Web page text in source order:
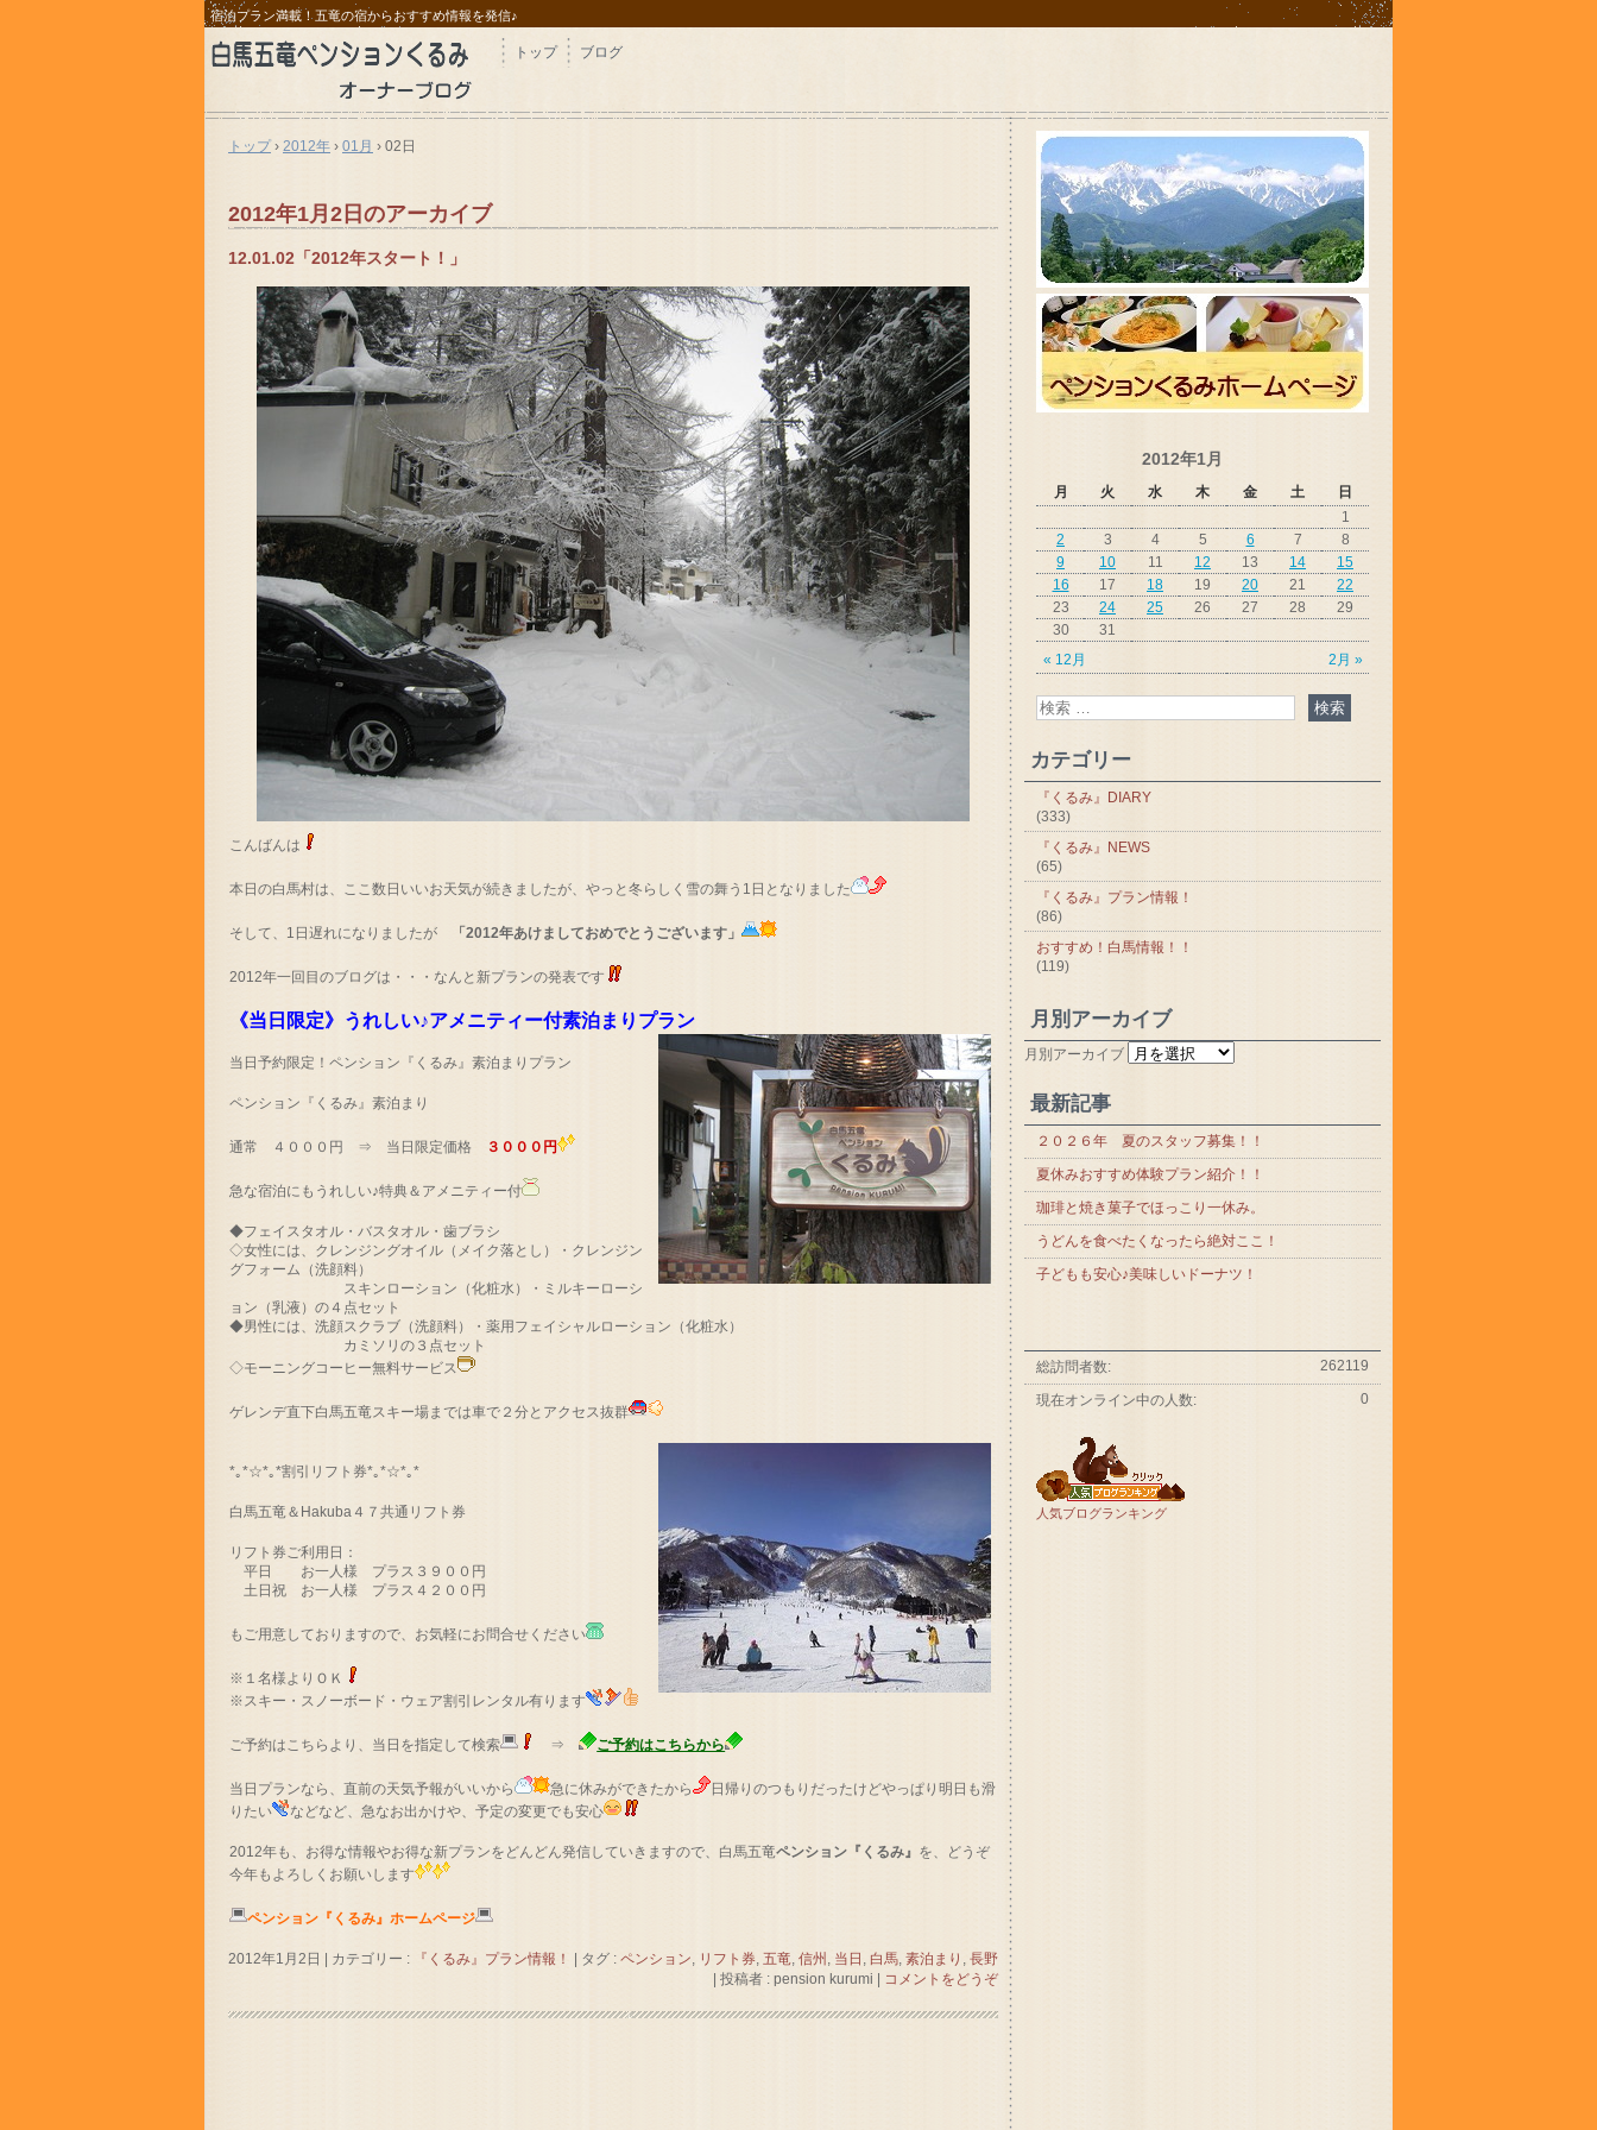
宿泊プラン満載！五竜の宿からおすすめ情報を発信♪
トップ ブログ
トップ › 2012年 › 01月 › 02日
2012年1月2日 のアーカイブ
12.01.02「2012年スタート！」
こんばんは
本日の白馬村は、ここ数日いいお天気が続きましたが、やっと冬らしく雪の舞う1日となりました
そして、1日遅れになりましたが 「2012年あけましておめでとうございます」
2012年一回目のブログは・・・なんと新プランの発表です
《当日限定》うれしい♪アメニティー付素泊まりプラン
当日予約限定！ペンション『くるみ』素泊まりプラン
ペンション『くるみ』素泊まり
通常 ４０００円 ⇒ 当日限定価格 ３０００円
急な宿泊にもうれしい♪特典＆アメニティー付
◆フェイスタオル・バスタオル・歯ブラシ
◇女性には、クレンジングオイル（メイク落とし）・クレンジン
グフォーム（洗顔料）
スキンローション（化粧水）・ミルキーローシ
ョン（乳液）の４点セット
◆男性には、洗顔スクラブ（洗顔料）・薬用フェイシャルローション（化粧水）
カミソリの３点セット
◇モーニングコーヒー無料サービス
ゲレンデ直下白馬五竜スキー場までは車で２分とアクセス抜群
*｡*☆*｡*割引リフト券*｡*☆*｡*
白馬五竜＆Hakuba４７共通リフト券
リフト券ご利用日：
平日 お一人様 プラス３９００円
土日祝 お一人様 プラス４２００円
もご用意しておりますので、お気軽にお問合せください
※１名様よりＯＫ
※スキー・スノーボード・ウェア割引レンタル有ります
ご予約はこちらより、当日を指定して検索 ⇒ ご予約はこちらから
当日プランなら、直前の天気予報がいいから 急に休みができたから
日帰りのつもりだったけどやっぱり明日も滑
りたい
などなど、急なお出かけや、予定の変更でも安心
2012年も、お得な情報やお得な新プランをどんどん発信していきますので、白馬五竜ペンション『くるみ』 を、どうぞ
今年もよろしくお願いします
ペンション『くるみ』ホームページ
2012年1月2日 カテゴリー : 『くるみ』プラン情報！ タグ : ペンション, リフト券, 五竜, 信州 , 当日 , 白馬, 素泊まり , 長野
投稿者 : pension kurumi コメントをどうぞ
2012年1月
月 火 水 木 金 土 日
« 12月 2月 »
1
2
3 4 5 6 7
8
9
10 11 12 13 14
15
16
17 18 19 20 21
22
23
24 25 26 27 28
29
30
31
カテゴリー
『くるみ』DIARY
(333)
『くるみ』NEWS
(65)
『くるみ』プラン情報！
(86)
おすすめ！白馬情報！！
(119)
月別アーカイブ
月別アーカイブ
最新記事
２０２６年 夏のスタッフ募集！！
夏休みおすすめ体験プラン紹介！！
珈琲と焼き菓子でほっこり一休み。
うどんを食べたくなったら絶対ここ！
子どもも安心♪美味しいドーナツ！
262119
総訪問者数:
0
現在オンライン中の人数:
人気ブログランキング